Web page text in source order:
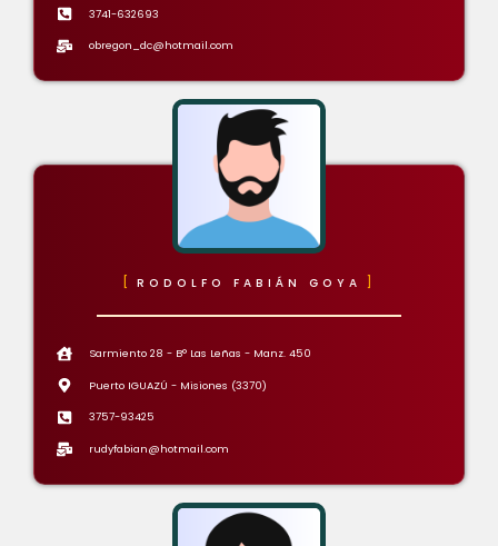
3741-632693
obregon_dc@hotmail.com
RODOLFO FABIÁN GOYA
Sarmiento 28 - B° Las Leñas - Manz. 450
Puerto IGUAZÚ - Misiones (3370)
3757-93425
rudyfabian@hotmail.com